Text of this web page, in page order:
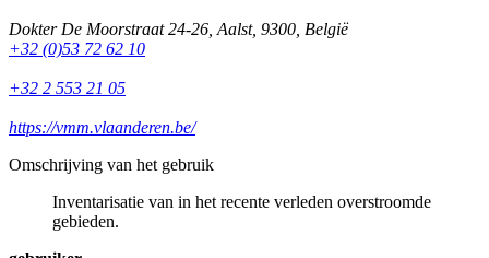
Dokter De Moorstraat 24-26 Aalst, 9300 België
+32 (0)53 72 62 10
+32 2 553 21 05
https://vmm.vlaanderen.be/
Omschrijving van het gebruik
Inventarisatie van in het recente verleden overstroomde
gebieden.